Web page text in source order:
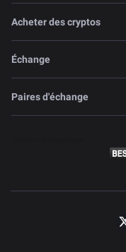
Acheter des cryptos
Échange
Paires d'échange